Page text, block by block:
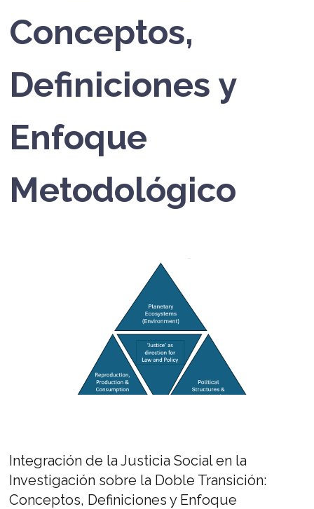
Conceptos,
Definiciones y
Enfoque
Metodológico
Integración de la Justicia Social en la
Investigación sobre la Doble Transición:
Conceptos, Definiciones y Enfoque